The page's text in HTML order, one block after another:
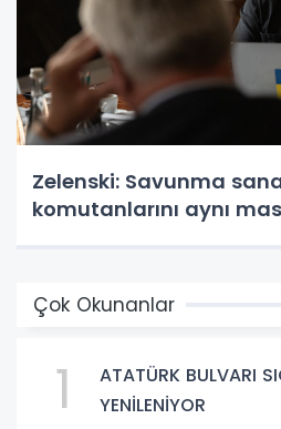
Zelenski: Savunma
komutanlarını aynı
Çok Okunanlar
1
ATATÜRK BULVARI
YENİLENİYOR